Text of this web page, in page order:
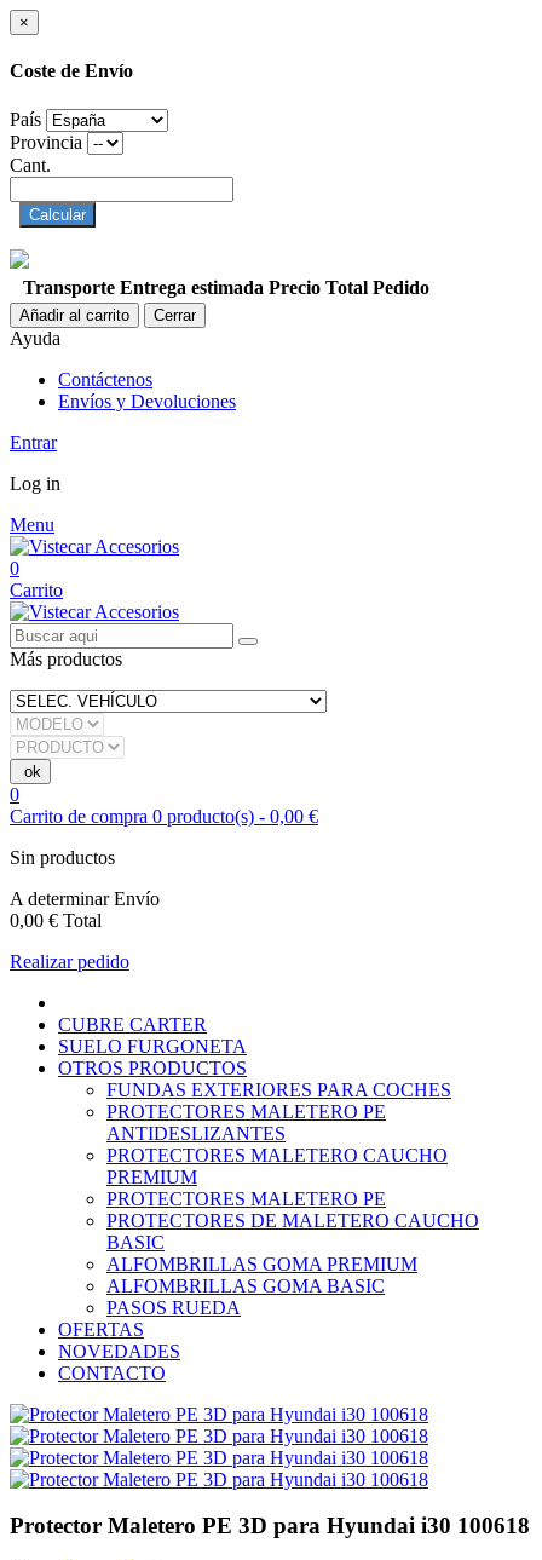
×
Coste de Envío
País
Provincia
Cant.
Calcular
Transporte Entrega estimada Precio Total Pedido
Añadir al carrito Cerrar
Ayuda
Contáctenos
Envíos y Devoluciones
Entrar
Log in
Menu
0
Carrito
Más productos
0
Carrito de compra 0 producto(s) - 0,00 €
Sin productos
A determinarEnvío
0,00 € Total
Realizar pedido
CUBRE CARTER
SUELO FURGONETA
OTROS PRODUCTOS
FUNDAS EXTERIORES PARA COCHES
PROTECTORES MALETERO PE
ANTIDESLIZANTES
PROTECTORES MALETERO CAUCHO
PREMIUM
PROTECTORES MALETERO PE
PROTECTORES DE MALETERO CAUCHO
BASIC
ALFOMBRILLAS GOMA PREMIUM
ALFOMBRILLAS GOMA BASIC
PASOS RUEDA
OFERTAS
NOVEDADES
CONTACTO
Protector Maletero PE 3D para Hyundai i30 100618